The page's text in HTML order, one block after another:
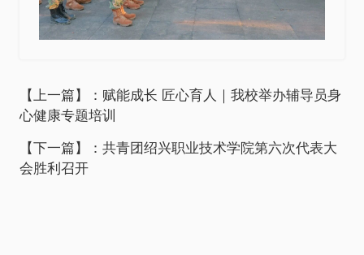
【上一篇】：赋能成长 匠心育人｜我校举办辅导员身
心健康专题培训
【下一篇】：共青团绍兴职业技术学院第六次代表大
会胜利召开